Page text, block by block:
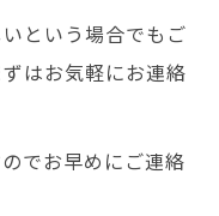
という場合でもご
はお気軽にお連絡
でお早めにご連絡